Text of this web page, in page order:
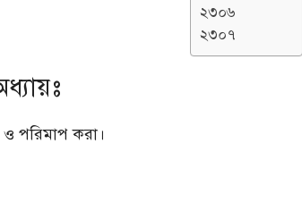
২৩০৬
২৩০৭
পরিমাপ করা।